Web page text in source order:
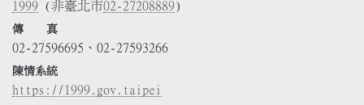
1999 (非臺北市02-27208889)
傳 真
02-27596695、02-27593266
陳情系統
https://1999.gov.taipei